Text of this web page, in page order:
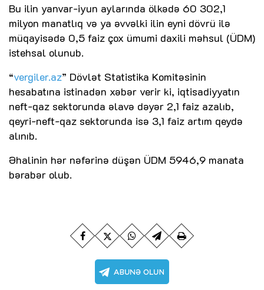
Bu ilin yanvar-iyun aylarında ölkədə 60 302,1
milyon manatlıq və ya əvvəlki ilin eyni dövrü ilə
müqayisədə 0,5 faiz çox ümumi daxili məhsul (ÜDM)
istehsal olunub.
“vergiler.az” Dövlət Statistika Komitəsinin
hesabatına istinadən xəbər verir ki, iqtisadiyyatın
neft-qaz sektorunda əlavə dəyər 2,1 faiz azalıb,
qeyri-neft-qaz sektorunda isə 3,1 faiz artım qeydə
alınıb.
Əhalinin hər nəfərinə düşən ÜDM 5946,9 manata
bərabər olub.